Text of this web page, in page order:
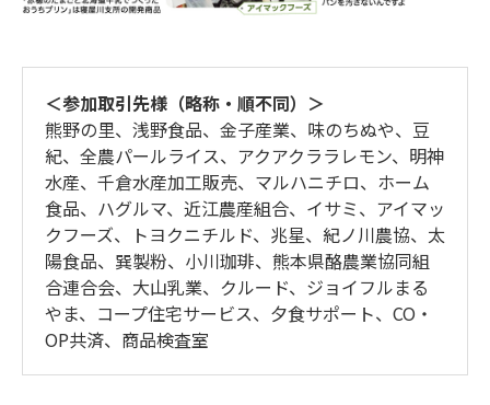
＜参加取引先様（略称・順不同）＞
熊野の里、浅野食品、金子産業、味のちぬや、豆
紀、全農パールライス、アクアクララレモン、明神
水産、千倉水産加工販売、マルハニチロ、ホーム
食品、ハグルマ、近江農産組合、イサミ、アイマッ
クフーズ、トヨクニチルド、兆星、紀ノ川農協、太
陽食品、巽製粉、小川珈琲、熊本県酪農業協同組
合連合会、大山乳業、クルード、ジョイフルまる
やま、コープ住宅サービス、夕食サポート、CO・
OP共済、商品検査室